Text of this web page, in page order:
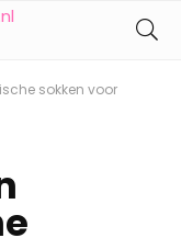
sokken voor